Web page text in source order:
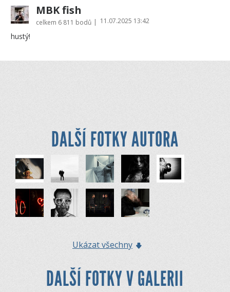
MBK fish
celkem 6 811 bodů | 11.07.2025 13:42
hustý!
DALŠÍ FOTKY AUTORA
Ukázat všechny
DALŠÍ FOTKY V GALERII